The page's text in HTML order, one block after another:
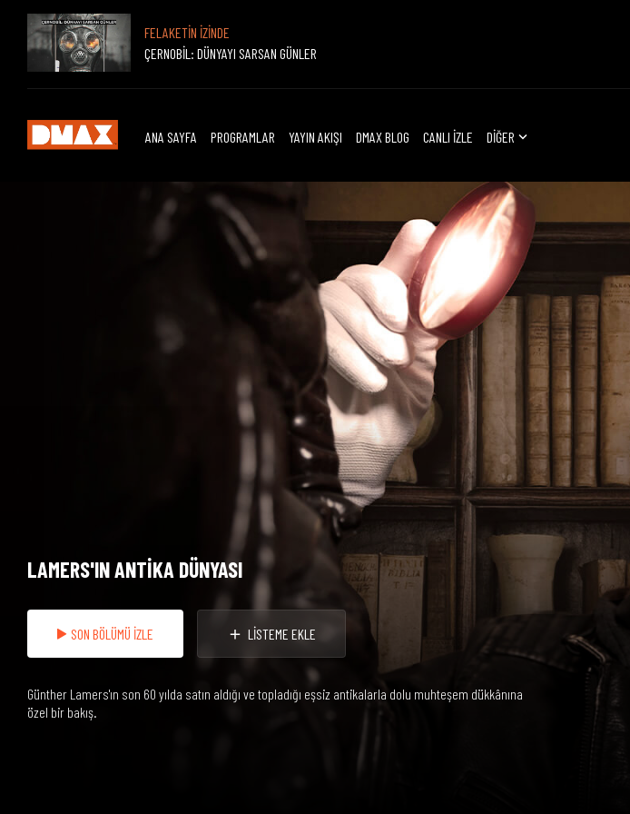
FELAKETİN İZİNDE
ÇERNOBİL: DÜNYAYI SARSAN GÜNLER
ANA SAYFA PROGRAMLAR YAYIN AKIŞI DMAX BLOG CANLI İZLE DİĞER
LAMERS'IN ANTİKA DÜNYASI
SON BÖLÜMÜ İZLE LİSTEME EKLE
Günther Lamers'ın son 60 yılda satın aldığı ve topladığı eşsiz antikalarla dolu muhteşem dükkânına
özel bir bakış.